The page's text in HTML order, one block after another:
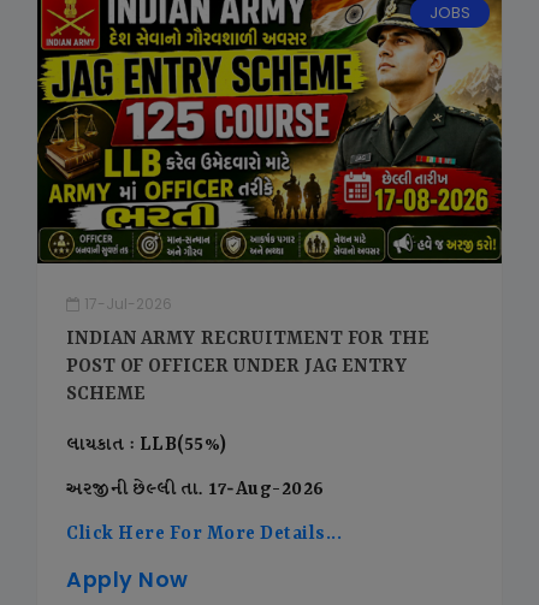
JOBS
17-Jul-2026
INDIAN ARMY RECRUITMENT FOR THE
POST OF OFFICER UNDER JAG ENTRY
SCHEME
લાયકાત : LLB(55%)
અરજીની છેલ્લી તા. 17-Aug-2026
Click Here For More Details...
Apply Now